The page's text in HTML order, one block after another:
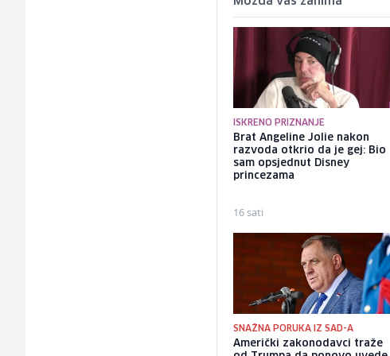
ISKRENO PRIZNANJE
Brat Angeline Jolie nakon
razvoda otkrio da je gej: Bio
sam opsjednut Disney
princezama
16 sati
SNAŽNA PORUKA IZ SAD-A
Američki zakonodavci traže